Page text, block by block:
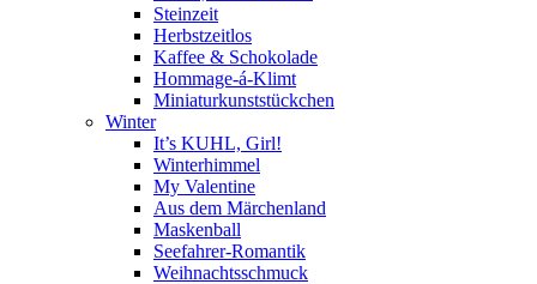
Steinzeit
Herbstzeitlos
Kaffee & Schokolade
Hommage-á-Klimt
Miniaturkunststückchen
Winter
It’s KUHL, Girl!
Winterhimmel
My Valentine
Aus dem Märchenland
Maskenball
Seefahrer-Romantik
Weihnachtsschmuck